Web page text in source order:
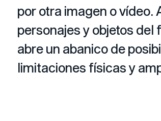
por otra imagen o
personajes y objetos
abre un abanico de
limitaciones físicas y